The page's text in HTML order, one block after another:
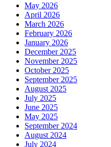
May 2026
April 2026
March 2026
February 2026
January 2026
December 2025
November 2025
October 2025
September 2025
August 2025
July 2025
June 2025
May 2025
September 2024
August 2024
July 2024